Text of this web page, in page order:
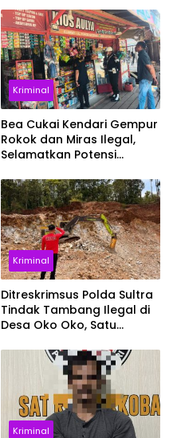
Kriminal
Bea Cukai Kendari Gempur
Rokok dan Miras Ilegal,
Selamatkan Potensi
Miliar
Kriminal
Ditreskrimsus Polda Sultra
Tindak Tambang Ilegal di
Desa Oko Oko, Satu
Kriminal